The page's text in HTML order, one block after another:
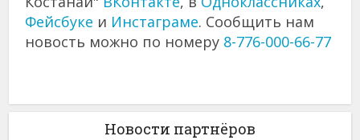
Фейсбуке и Инстаграме. Сообщить нам
новость можно по номеру 8-776-000-66-77
Новости партнёров